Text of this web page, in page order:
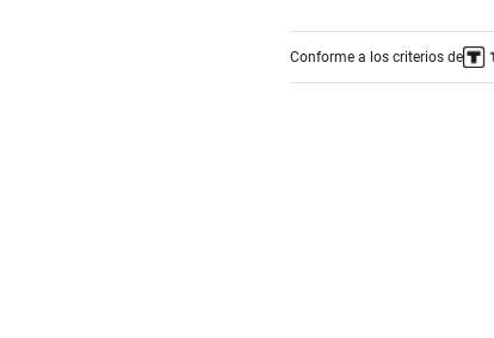
Conforme a los criterios de